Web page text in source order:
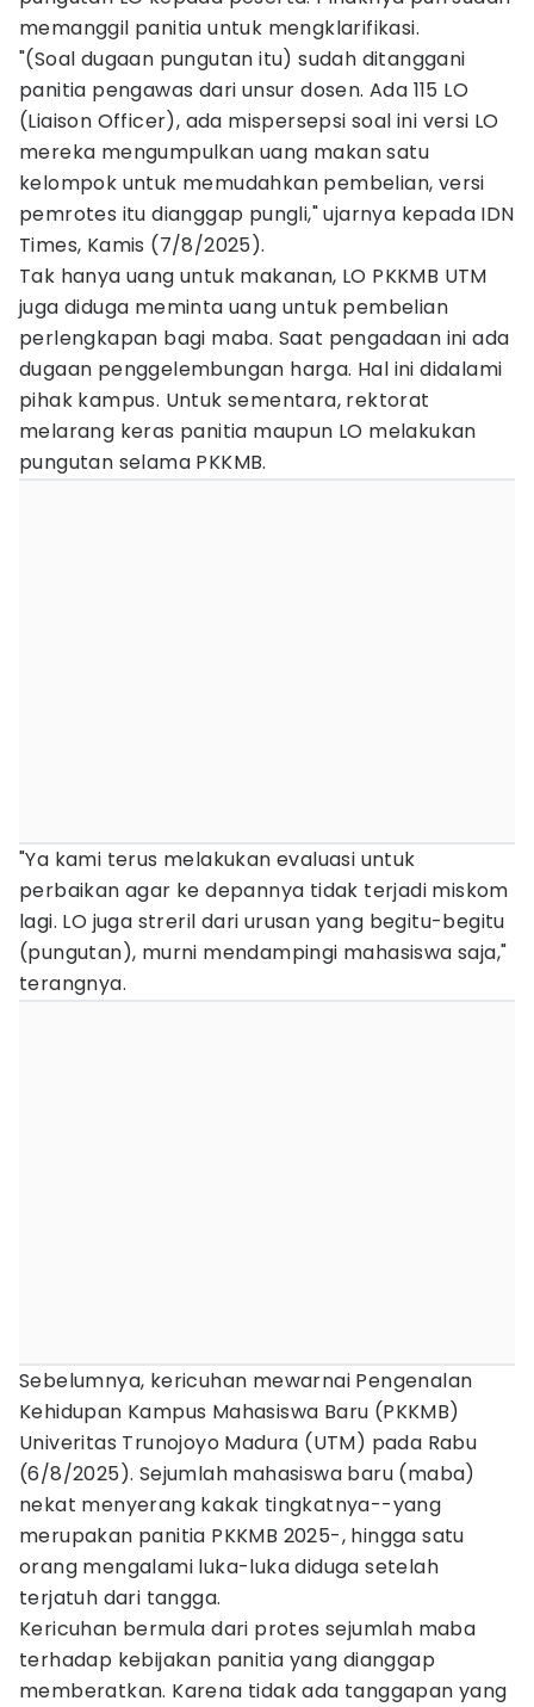
memanggil panitia untuk mengklarifikasi.
"(Soal dugaan pungutan itu) sudah ditanggani
panitia pengawas dari unsur dosen. Ada 115 LO
(Liaison Officer), ada mispersepsi soal ini versi LO
mereka mengumpulkan uang makan satu
kelompok untuk memudahkan pembelian, versi
pemrotes itu dianggap pungli," ujarnya kepada IDN
Times, Kamis (7/8/2025).
Tak hanya uang untuk makanan, LO PKKMB UTM
juga diduga meminta uang untuk pembelian
perlengkapan bagi maba. Saat pengadaan ini ada
dugaan penggelembungan harga. Hal ini didalami
pihak kampus. Untuk sementara, rektorat
melarang keras panitia maupun LO melakukan
pungutan selama PKKMB.
"Ya kami terus melakukan evaluasi untuk
perbaikan agar ke depannya tidak terjadi miskom
lagi. LO juga streril dari urusan yang begitu-begitu
(pungutan), murni mendampingi mahasiswa saja,"
terangnya.
Sebelumnya, kericuhan mewarnai Pengenalan
Kehidupan Kampus Mahasiswa Baru (PKKMB)
Univeritas Trunojoyo Madura (UTM) pada Rabu
(6/8/2025). Sejumlah mahasiswa baru (maba)
nekat menyerang kakak tingkatnya--yang
merupakan panitia PKKMB 2025-, hingga satu
orang mengalami luka-luka diduga setelah
terjatuh dari tangga.
Kericuhan bermula dari protes sejumlah maba
terhadap kebijakan panitia yang dianggap
memberatkan. Karena tidak ada tanggapan yang